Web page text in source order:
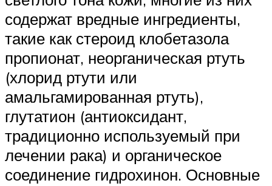
содержат вредные ингредиенты,
такие как стероид клобетазола
пропионат, неорганическая ртуть
(хлорид ртути или
амальгамированная ртуть),
глутатион (антиоксидант,
традиционно используемый при
лечении рака) и органическое
соединение гидрохинон. Основные